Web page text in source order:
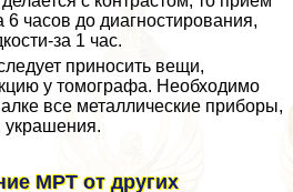
часов до диагностирования,
за 1 час.
приносить вещи,
у томографа. Необходимо
все металлические приборы,
украшения.
МРТ от других